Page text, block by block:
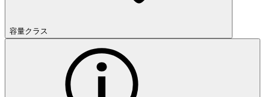
容量クラス